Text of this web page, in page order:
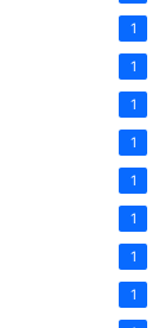
1
1
1
1
1
1
1
1